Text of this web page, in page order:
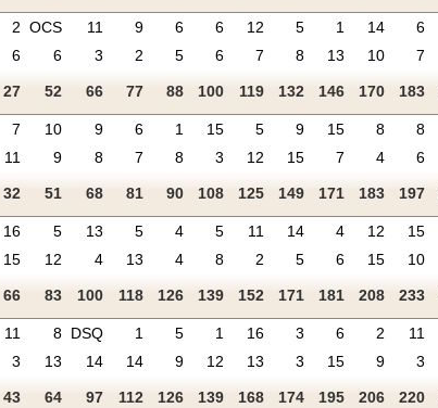
2 OCS 11 9 6 6 12 5 1 14 6
6 6 3 2 5 6 7 8 13 10 7
27 52 66 77 88 100 119 132 146 170 183
7 10 9 6 1 15 5 9 15 8 8
11 9 8 7 8 3 12 15 7 4 6
32 51 68 81 90 108 125 149 171 183 197
16 5 13 5 4 5 11 14 4 12 15
15 12 4 13 4 8 2 5 6 15 10
66 83 100 118 126 139 152 171 181 208 233
11 8 DSQ 1 5 1 16 3 6 2 11
3 13 14 14 9 12 13 3 15 9 3
43 64 97 112 126 139 168 174 195 206 220